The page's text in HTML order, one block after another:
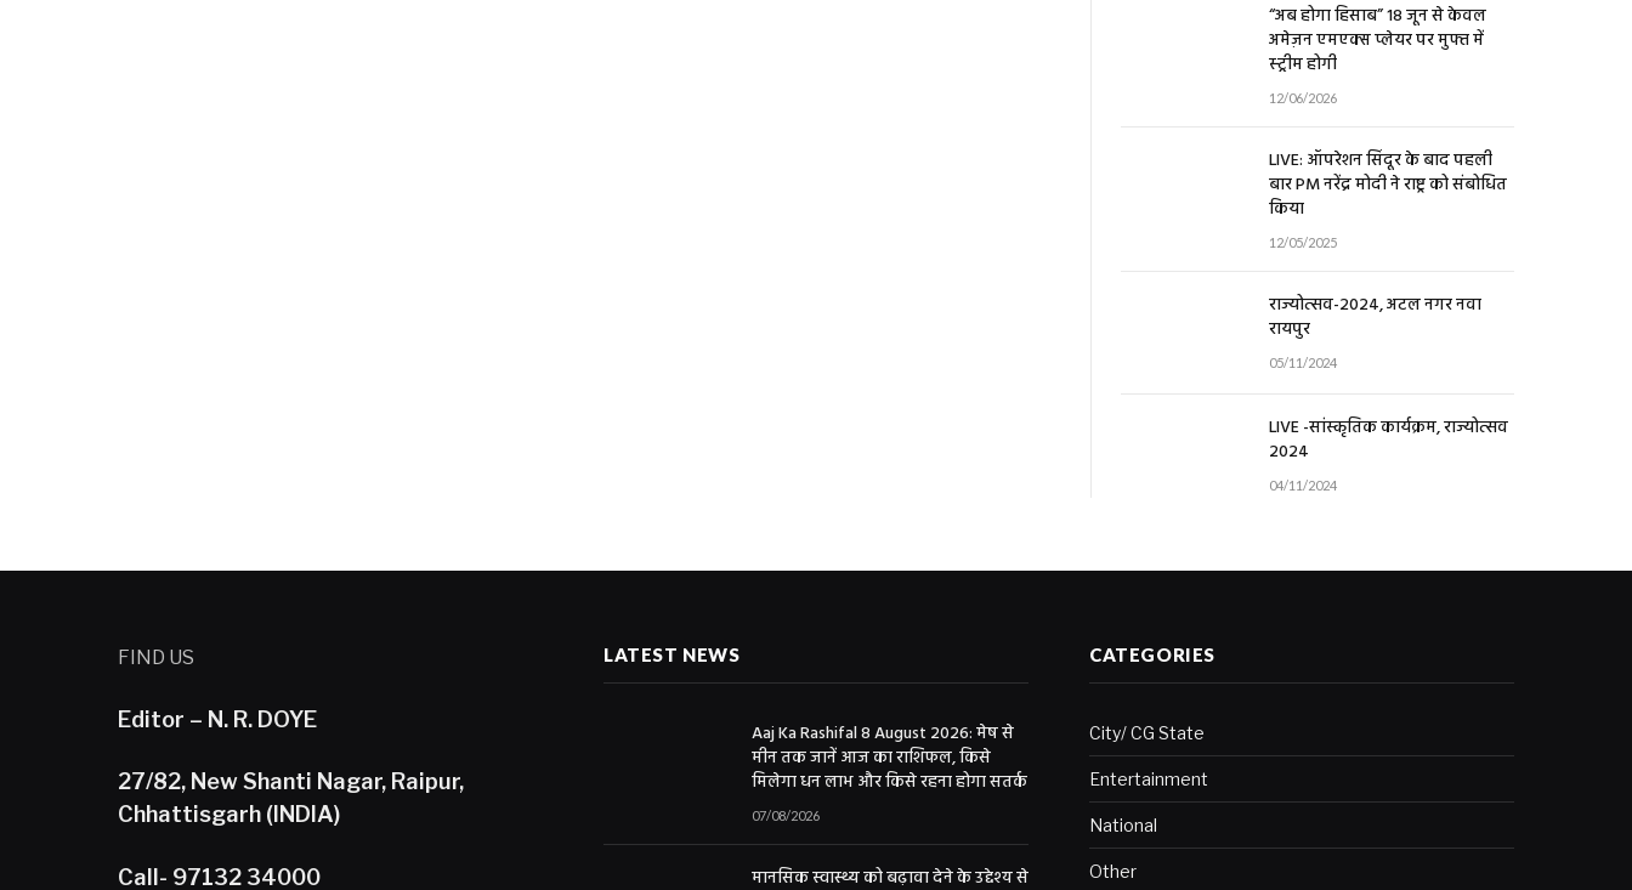
“अब होगा हिसाब” 18 जून से केवल
अमेज़न एमएक्स प्लेयर पर मुफ्त में
स्ट्रीम होगी
12/06/2026
LIVE: ऑपरेशन सिंदूर के बाद पहली
बार PM नरेंद्र मोदी ने राष्ट्र को संबोधित
किया
12/05/2025
राज्योत्सव-2024, अटल नगर नवा
रायपुर
05/11/2024
LIVE -सांस्कृतिक कार्यक्रम, राज्योत्सव
2024
04/11/2024
FIND US
Editor – N. R. DOYE
27/82, New Shanti Nagar, Raipur,
Chhattisgarh (INDIA)
Call- 97132 34000
LATEST NEWS
Aaj Ka Rashifal 8 August 2026: मेष से
मीन तक जानें आज का राशिफल, किसे
मिलेगा धन लाभ और किसे रहना होगा सतर्क
07/08/2026
मानसिक स्वास्थ्य को बढ़ावा देने के उद्देश्य से
CATEGORIES
City/ CG State
Entertainment
National
Other